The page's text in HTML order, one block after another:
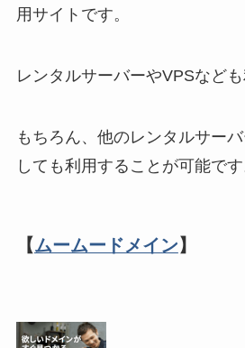
用サイトです。
レンタルサーバーやVPSなども
もちろん、他のレンタルサー
しても利用することが可能です
【ムームードメイン】